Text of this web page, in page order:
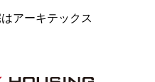
アーキテックス